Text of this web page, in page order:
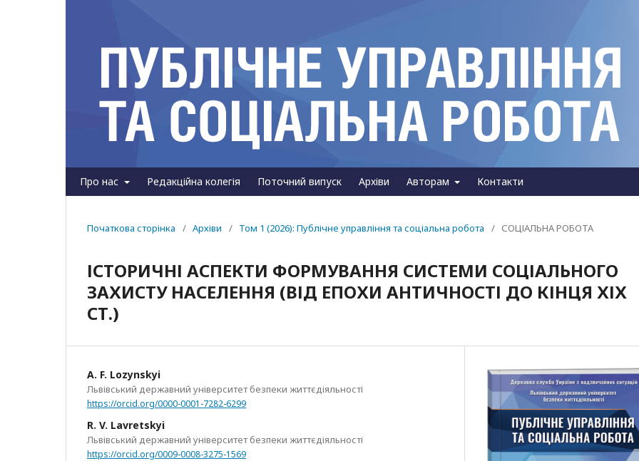
Про нас Редакційна колегія Поточний випуск Архіви Авторам Контакти
Початкова сторінка / Архіви / Том 1 (2026): Публічне управління та соціальна робота / СОЦІАЛЬНА РОБОТА
ІСТОРИЧНІ АСПЕКТИ ФОРМУВАННЯ СИСТЕМИ СОЦІАЛЬНОГО
ЗАХИСТУ НАСЕЛЕННЯ (ВІД ЕПОХИ АНТИЧНОСТІ ДО КІНЦЯ ХІХ
СТ.)
А. F. Lozynskyi
Львівський державний університет безпеки життєдіяльності
https://orcid.org/0000-0001-7282-6299
R. V. Lavretskyi
Львівський державний університет безпеки життєдіяльності
https://orcid.org/0009-0008-3275-1569